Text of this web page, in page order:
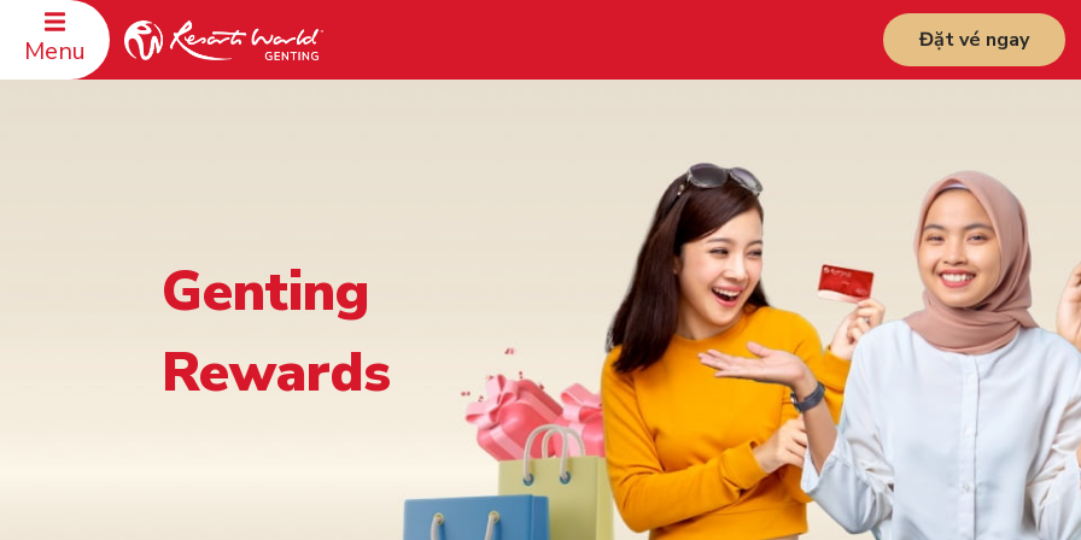
Menu Đặt vé ngay
Genting
Rewards